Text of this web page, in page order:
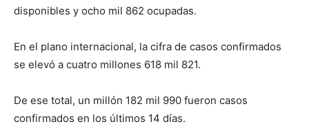
disponibles y ocho mil 862 ocupadas.
En el plano internacional, la cifra de casos confirmados
se elevó a cuatro millones 618 mil 821.
De ese total, un millón 182 mil 990 fueron casos
confirmados en los últimos 14 días.